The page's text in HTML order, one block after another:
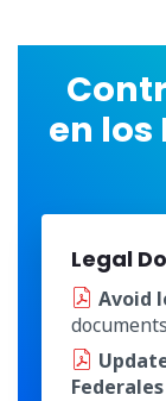
en los
Legal
Avoid
documents
Federales